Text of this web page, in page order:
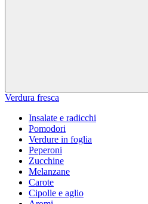
Verdura fresca
Insalate e radicchi
Pomodori
Verdure in foglia
Peperoni
Zucchine
Melanzane
Carote
Cipolle e aglio